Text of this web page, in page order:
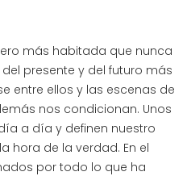
más habitada que nunca
presente y del futuro más
entre ellos y las escenas de
nos condicionan. Unos
a día y definen nuestro
hora de la verdad. En el
por todo lo que ha